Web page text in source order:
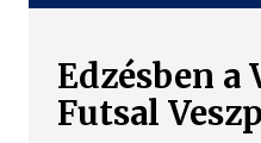
Edzésben a
Futsal